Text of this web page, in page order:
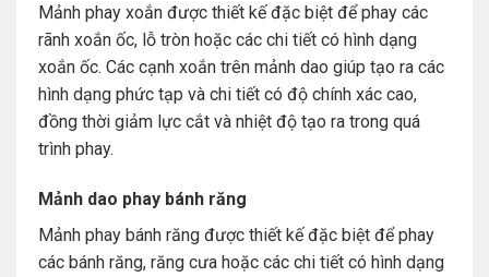
Mảnh phay xoắn được thiết kế đặc biệt để phay các
rãnh xoắn ốc, lỗ tròn hoặc các chi tiết có hình dạng
xoắn ốc. Các cạnh xoắn trên mảnh dao giúp tạo ra các
hình dạng phức tạp và chi tiết có độ chính xác cao,
đồng thời giảm lực cắt và nhiệt độ tạo ra trong quá
trình phay.
Mảnh dao phay bánh răng
Mảnh phay bánh răng được thiết kế đặc biệt để phay
các bánh răng, răng cưa hoặc các chi tiết có hình dạng